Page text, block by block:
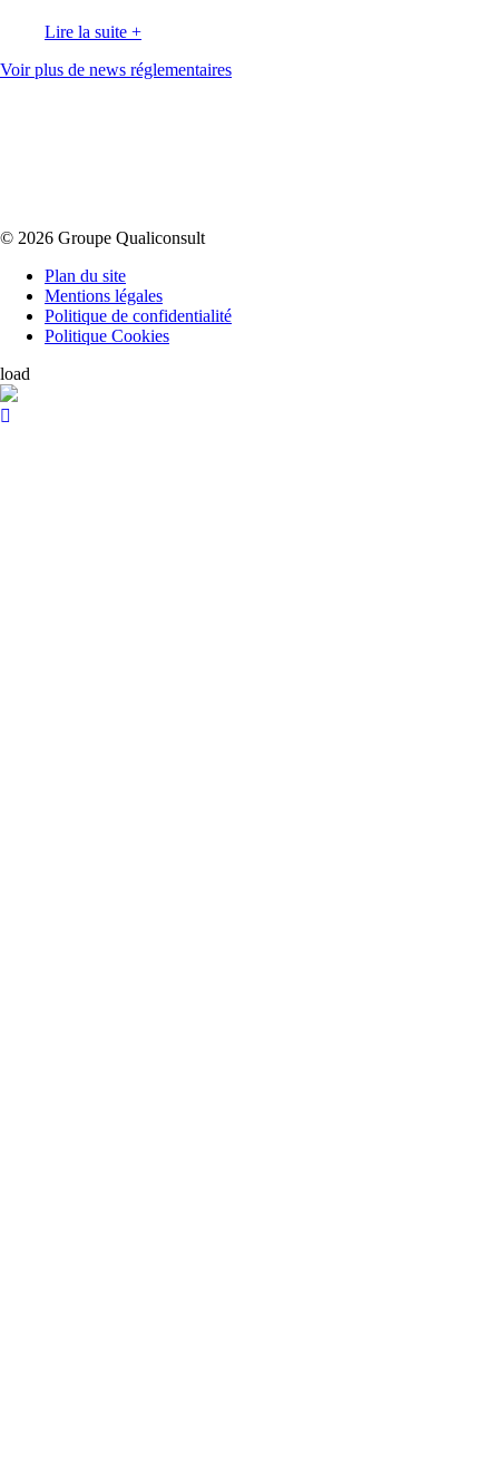
Lire la suite +
Voir plus de news réglementaires
© 2026 Groupe Qualiconsult
Plan du site
Mentions légales
Politique de confidentialité
Politique Cookies
load